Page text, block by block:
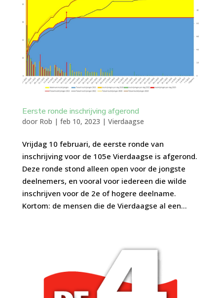
Eerste ronde inschrijving afgerond
door Rob | feb 10, 2023 | Vierdaagse
Vrijdag 10 februari, de eerste ronde van
inschrijving voor de 105e Vierdaagse is afgerond.
Deze ronde stond alleen open voor de jongste
deelnemers, en vooral voor iedereen die wilde
inschrijven voor de 2e of hogere deelname.
Kortom: de mensen die de Vierdaagse al een...